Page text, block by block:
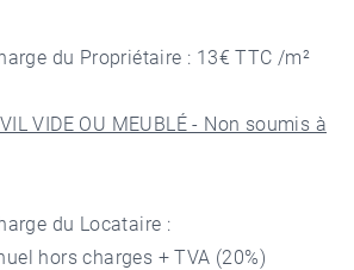
du Propriétaire : 13€ TTC /m²
VIDE OU MEUBLÉ - Non soumis à
du Locataire :
hors charges + TVA (20%)